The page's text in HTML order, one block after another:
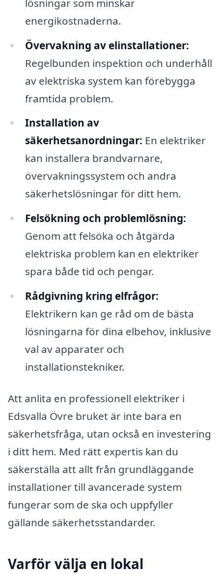
lösningar som minskar
energikostnaderna.
Övervakning av elinstallationer:
Regelbunden inspektion och underhåll
av elektriska system kan förebygga
framtida problem.
Installation av
säkerhetsanordningar: En elektriker
kan installera brandvarnare,
övervakningssystem och andra
säkerhetslösningar för ditt hem.
Felsökning och problemlösning:
Genom att felsöka och åtgärda
elektriska problem kan en elektriker
spara både tid och pengar.
Rådgivning kring elfrågor:
Elektrikern kan ge råd om de bästa
lösningarna för dina elbehov, inklusive
val av apparater och
installationstekniker.
Att anlita en professionell elektriker i
Edsvalla Övre bruket är inte bara en
säkerhetsfråga, utan också en investering
i ditt hem. Med rätt expertis kan du
säkerställa att allt från grundläggande
installationer till avancerade system
fungerar som de ska och uppfyller
gällande säkerhetsstandarder.
Varför välja en lokal